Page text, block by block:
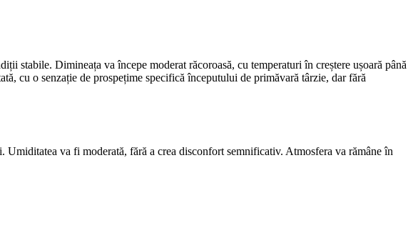
stabile. Dimineața va începe moderat răcoroasă, cu temperaturi în creștere ușoară până
cu o senzație de prospețime specifică începutului de primăvară târzie, dar fără
va fi moderată, fără a crea disconfort semnificativ. Atmosfera va rămâne în